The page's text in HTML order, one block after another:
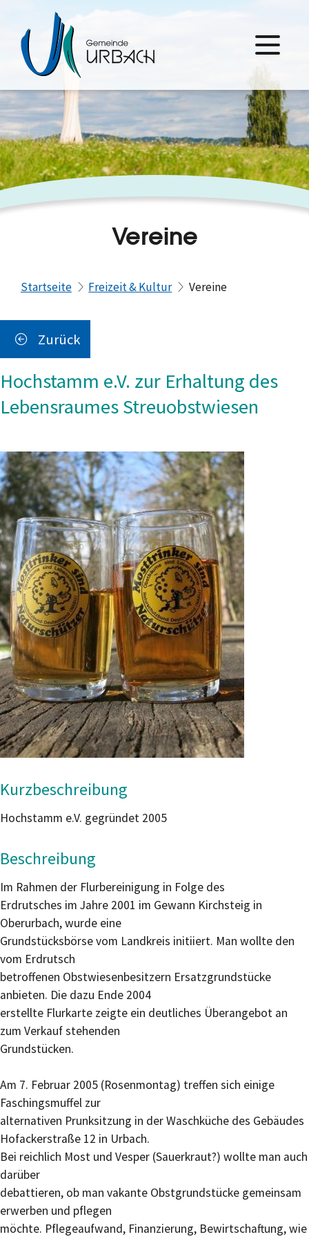
Vereine
Startseite Freizeit & Kultur Vereine
Zurück
Hochstamm e.V. zur Erhaltung des
Lebensraumes Streuobstwiesen
Kurzbeschreibung
Hochstamm e.V. gegründet 2005
Beschreibung
Im Rahmen der Flurbereinigung in Folge des
Erdrutsches im Jahre 2001 im Gewann Kirchsteig in
Oberurbach, wurde eine
Grundstücksbörse vom Landkreis initiiert. Man wollte den
vom Erdrutsch
betroffenen Obstwiesenbesitzern Ersatzgrundstücke
anbieten. Die dazu Ende 2004
erstellte Flurkarte zeigte ein deutliches Überangebot an
zum Verkauf stehenden
Grundstücken.
Am 7. Februar 2005 (Rosenmontag) treffen sich einige
Faschingsmuffel zur
alternativen Prunksitzung in der Waschküche des Gebäudes
Hofackerstraße 12 in Urbach.
Bei reichlich Most und Vesper (Sauerkraut?) wollte man auch
darüber
debattieren, ob man vakante Obstgrundstücke gemeinsam
erwerben und pflegen
möchte. Pflegeaufwand, Finanzierung, Bewirtschaftung, wie